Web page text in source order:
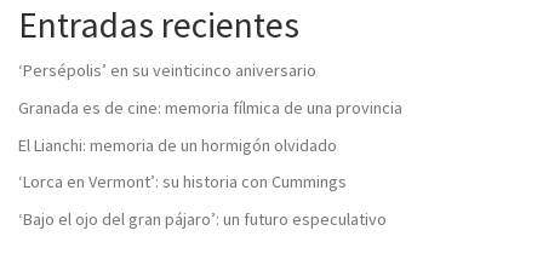
Entradas recientes
‘Persépolis’ en su veinticinco aniversario
Granada es de cine: memoria fílmica de una provincia
El Lianchi: memoria de un hormigón olvidado
‘Lorca en Vermont’: su historia con Cummings
‘Bajo el ojo del gran pájaro’: un futuro especulativo